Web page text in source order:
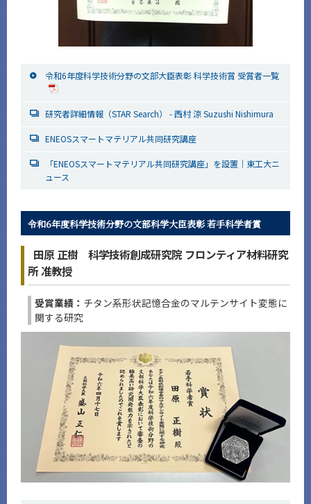
令和6年度科学技術分野の文部大臣表彰 科学技術賞 受賞者一覧
研究者詳細情報（STAR Search） - 西村 涼 Suzushi Nishimura
ENEOSスマートマテリアル共同研究講座
「ENEOSスマートマテリアル共同研究講座」を設置｜東工大ニ
ュース
令和6年度科学技術分野の文部科学大臣表彰 若手科学者賞
田原 正樹 科学技術創成研究院 フロンティア材料研究
所 准教授
受賞業績： チタン系形状記憶合金のマルテンサイト変態に
関する研究